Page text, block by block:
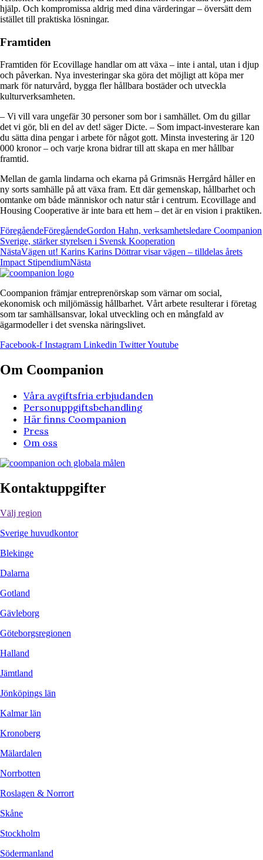
hjälp. Och kompromissa aldrig med dina värderingar – översätt dem
istället till praktiska lösningar.
Framtiden
Framtiden för Ecovillage handlar om att växa – inte i antal, utan i djup
och påverkan. Nya investeringar ska göra det möjligt att köpa mer
mark för naturvård, bygga fler hållbara bostäder och utveckla
kulturverksamheten.
– Vi vill vara ungefär 30 personer som bor i samhället. Om du gillar
det vi gör, bli en del av det! säger Dicte. – Som impact-investerare kan
du sätta dina pengar i arbete för något gott. Minsta investering är 120
000 kronor – och varje krona bidrar till att skapa en mer hållbar
framtid.
Mellan de gamla lindarna och ekarna på Grimsnäs Herrgård håller en
ny sorts samhälle på att växa fram. Ett där gemenskap, hållbarhet och
omtanke om både människor och natur står i centrum. Ecovillage and
Housing Cooperative är inte bara ett hem – det är en vision i praktiken.
FöregåendeFöregåendeGordon Hahn, verksamhetsledare Coompanion
Sverige, stärker styrelsen i Svensk Kooperation
NästaVägen ut! Karins Karins Döttrar visar vägen – tilldelas årets
Impact StipendiumNästa
Coompanion främjar entreprenörskap som värnar om social,
ekonomisk och miljömässig hållbarhet. Vårt arbete resulterar i företag
som tar samhällsansvar, lokal utveckling och en mångfald av
ägarmodeller i det svenska näringslivet.
Facebook-f Instagram Linkedin TwitterYoutube
Om Coompanion
Våra avgiftsfria erbjudanden
Personuppgiftsbehandling
Här finns Coompanion
Press
Om oss
Kontaktuppgifter
Välj region
Sverige huvudkontor
Blekinge
Dalarna
Gotland
Gävleborg
Göteborgsregionen
Halland
Jämtland
Jönköpings län
Kalmar län
Kronoberg
Mälardalen
Norrbotten
Roslagen & Norrort
Skåne
Stockholm
Södermanland